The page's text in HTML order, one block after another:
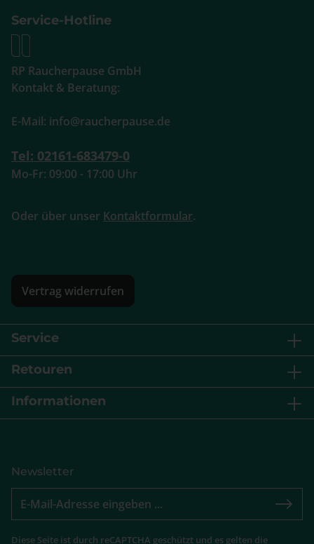
Service-Hotline
RP Raucherpause GmbH
Kontakt & Beratung:
E-Mail: info@raucherpause.de
Tel: 02161-683479-0
Mo-Fr: 09:00 - 17:00 Uhr
Oder über unser Kontaktformular.
Vertrag widerrufen
Service
Retouren
Informationen
Newsletter
Diese Seite ist durch reCAPTCHA geschützt und es gelten die